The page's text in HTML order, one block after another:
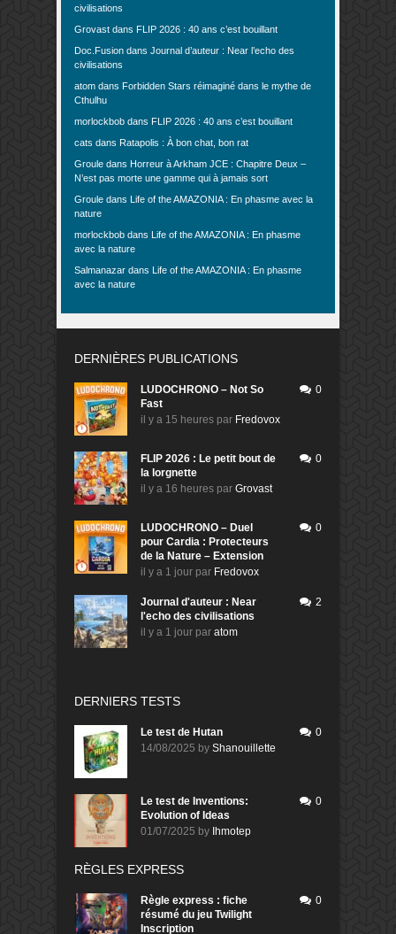
civilisations
Grovast dans FLIP 2026 : 40 ans c’est bouillant
Doc.Fusion dans Journal d’auteur : Near l’echo des
civilisations
atom dans Forbidden Stars réimaginé dans le mythe de
Cthulhu
morlockbob dans FLIP 2026 : 40 ans c’est bouillant
cats dans Ratapolis : À bon chat, bon rat
Groule dans Horreur à Arkham JCE : Chapitre Deux –
N’est pas morte une gamme qui à jamais sort
Groule dans Life of the AMAZONIA : En phasme avec la
nature
morlockbob dans Life of the AMAZONIA : En phasme
avec la nature
Salmanazar dans Life of the AMAZONIA : En phasme
avec la nature
DERNIÈRES PUBLICATIONS
LUDOCHRONO – Not So
Fast
il y a 15 heures par Fredovox
0
FLIP 2026 : Le petit bout de
la lorgnette
il y a 16 heures par Grovast
0
LUDOCHRONO – Duel
pour Cardia : Protecteurs
de la Nature – Extension
il y a 1 jour par Fredovox
0
Journal d'auteur : Near
l'echo des civilisations
il y a 1 jour par atom
2
DERNIERS TESTS
Le test de Hutan
14/08/2025 by Shanouillette
0
Le test de Inventions:
Evolution of Ideas
01/07/2025 by Ihmotep
0
RÈGLES EXPRESS
Règle express : fiche
résumé du jeu Twilight
Inscription
0